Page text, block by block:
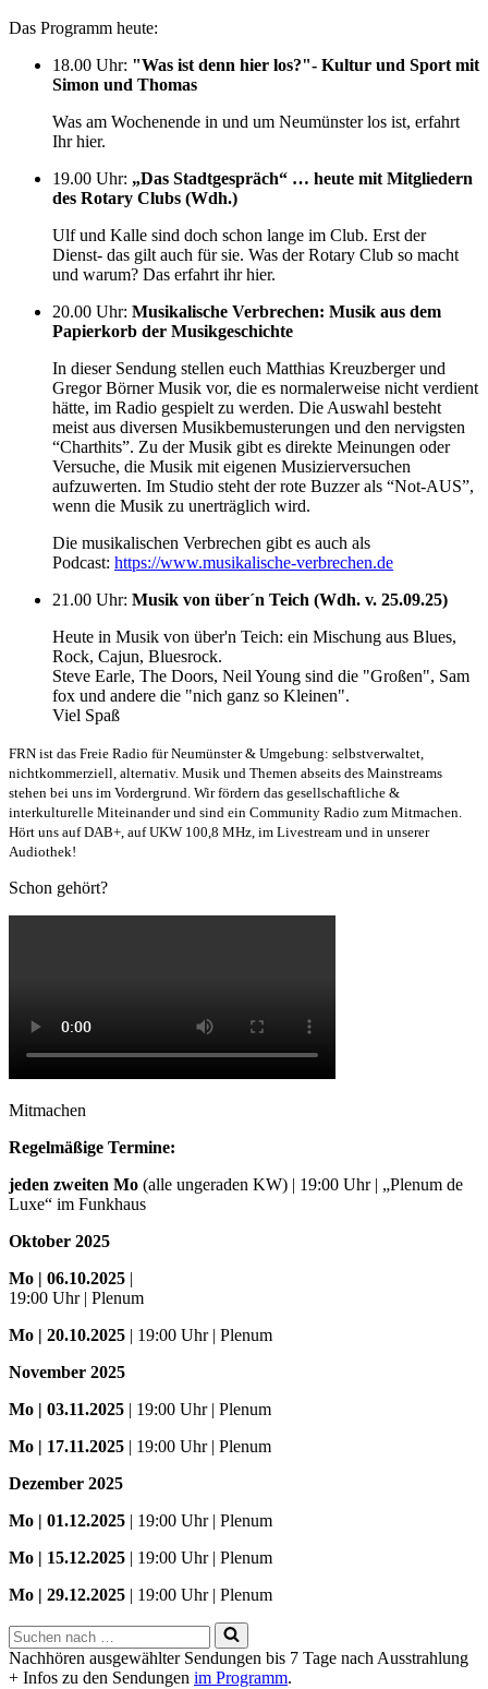
Das Programm heute:
18.00 Uhr: "Was ist denn hier los?"- Kultur und Sport mit
Simon und Thomas
Was am Wochenende in und um Neumünster los ist, erfahrt
Ihr hier.
19.00 Uhr: „Das Stadtgespräch“ … heute mit Mitgliedern
des Rotary Clubs (Wdh.)
Ulf und Kalle sind doch schon lange im Club. Erst der
Dienst- das gilt auch für sie. Was der Rotary Club so macht
und warum? Das erfahrt ihr hier.
20.00 Uhr: Musikalische Verbrechen: Musik aus dem
Papierkorb der Musikgeschichte
In dieser Sendung stellen euch Matthias Kreuzberger und
Gregor Börner Musik vor, die es normalerweise nicht verdient
hätte, im Radio gespielt zu werden. Die Auswahl besteht
meist aus diversen Musikbemusterungen und den nervigsten
“Charthits”. Zu der Musik gibt es direkte Meinungen oder
Versuche, die Musik mit eigenen Musizierversuchen
aufzuwerten. Im Studio steht der rote Buzzer als “Not-AUS”,
wenn die Musik zu unerträglich wird.
Die musikalischen Verbrechen gibt es auch als
Podcast: https://www.musikalische-verbrechen.de
21.00 Uhr: Musik von über´n Teich (Wdh. v. 25.09.25)
Heute in Musik von über'n Teich: ein Mischung aus Blues,
Rock, Cajun, Bluesrock.
Steve Earle, The Doors, Neil Young sind die "Großen", Sam
fox und andere die "nich ganz so Kleinen".
Viel Spaß
FRN ist das Freie Radio für Neumünster & Umgebung: selbstverwaltet,
nichtkommerziell, alternativ. Musik und Themen abseits des Mainstreams
stehen bei uns im Vordergrund. Wir fördern das gesellschaftliche &
interkulturelle Miteinander und sind ein Community Radio zum Mitmachen.
Hört uns auf DAB+, auf UKW 100,8 MHz, im Livestream und in unserer
Audiothek!
Schon gehört?
Mitmachen
Regelmäßige Termine:
jeden zweiten Mo (alle ungeraden KW) | 19:00 Uhr | „Plenum de
Luxe“ im Funkhaus
Oktober 2025
Mo | 06.10.2025 |
19:00 Uhr | Plenum
Mo | 20.10.2025 | 19:00 Uhr | Plenum
November 2025
Mo | 03.11.2025 | 19:00 Uhr | Plenum
Mo | 17.11.2025 | 19:00 Uhr | Plenum
Dezember 2025
Mo | 01.12.2025 | 19:00 Uhr | Plenum
Mo | 15.12.2025 | 19:00 Uhr | Plenum
Mo | 29.12.2025 | 19:00 Uhr | Plenum
Suchen
nach …
Nachhören ausgewählter Sendungen bis 7 Tage nach Ausstrahlung
+ Infos zu den Sendungen im Programm.